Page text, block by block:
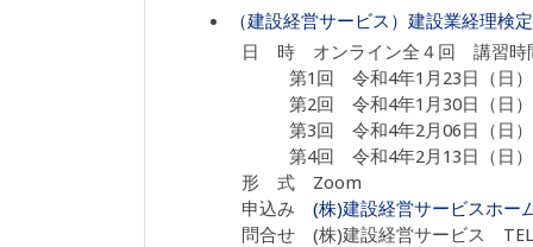
（建設経営サービス）建設業経理検
日 時 オンライン全４回 講習時
第1回 令和4年1 月 23日（日
第2回 令和4年1 月30日（日
第3回 令和4年2月06日（日
第4回 令和4年2月 13日（日
形 式 Zoom
申込み (株)建設経営サービスホー
問合せ (株)建設経営サービス TEL